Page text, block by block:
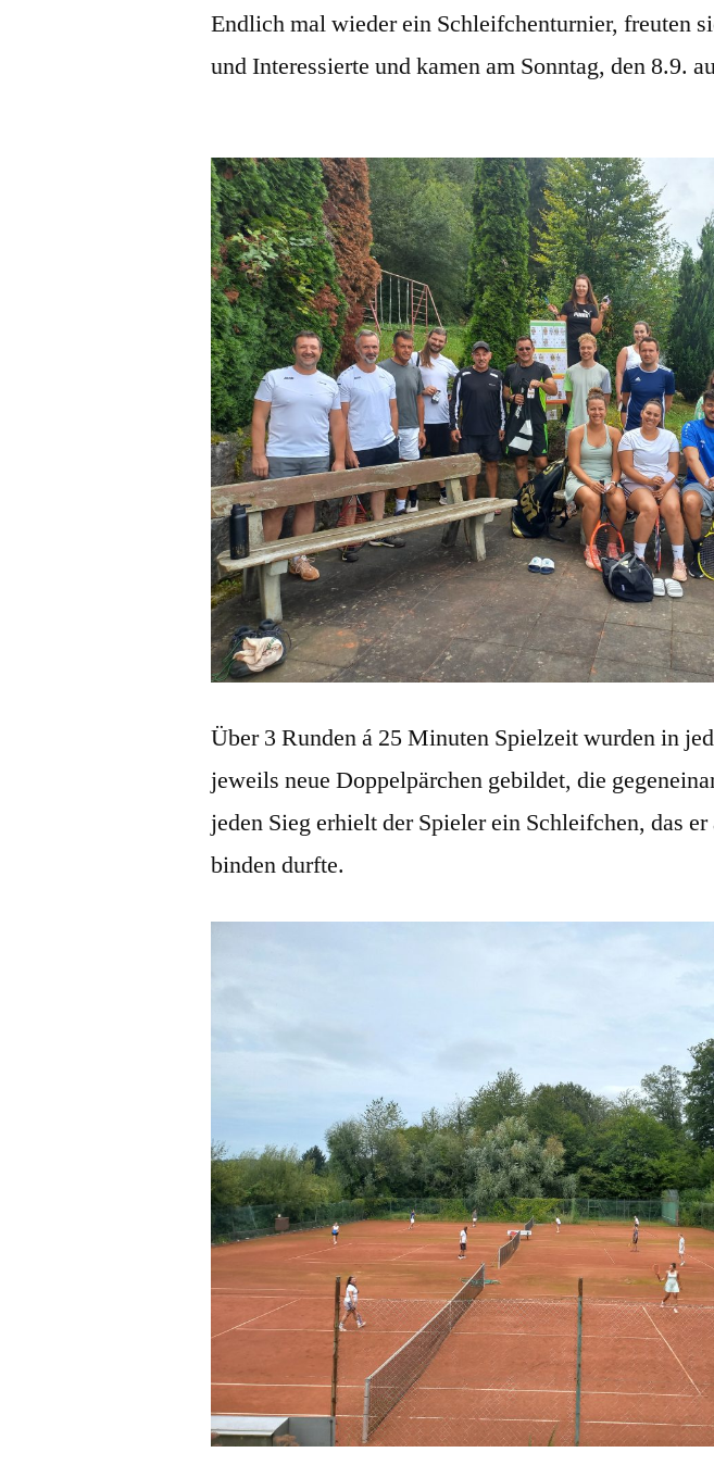
Endlich mal wieder ein Schleifchenturnier, freuten
und Interessierte und kamen am Sonntag, den 8.9.
Über 3 Runden á 25 Minuten Spielzeit wurden in
jeweils neue Doppelpärchen gebildet, die
jeden Sieg erhielt der Spieler ein Schleifchen, das
binden durfte.